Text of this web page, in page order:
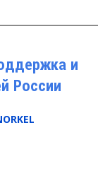
и
России